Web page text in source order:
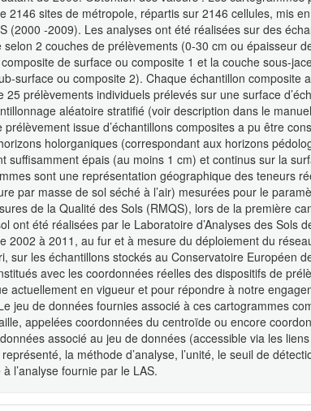
2146 sites de métropole, répartis sur 2146 cellules, mis
(2000 -2009). Les analyses ont été réalisées sur des
2 couches de prélèvements (0-30 cm ou épaisseur
de surface ou composite 1 et la couche sous-
surface ou composite 2). Chaque échantillon composite
prélèvements individuels prélevés sur une surface
aléatoire stratifié (voir description dans le
issue d’échantillons composites a pu être
holorganiques (correspondant aux horizons
suffisamment épais (au moins 1 cm) et continus sur la
sont une représentation géographique des teneurs
par masse de sol séché à l’air) mesurées pour le
de la Qualité des Sols (RMQS), lors de la première
ont été réalisées par le Laboratoire d’Analyses des Sols
2002 à 2011, au fur et à mesure du déploiement du
sur les échantillons stockés au Conservatoire Européen
avec les coordonnées réelles des dispositifs de
actuellement en vigueur et pour répondre à notre
jeu de données fournies associé à ces cartogrammes
appelées coordonnées du centroïde ou encore
associé au jeu de données (accessible via les
la méthode d’analyse, l’unité, le seuil de
l’analyse fournie par le LAS.